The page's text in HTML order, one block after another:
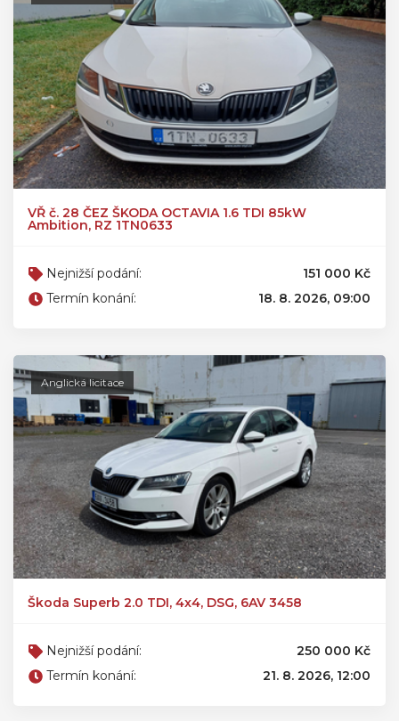
VŘ č. 28 ČEZ ŠKODA OCTAVIA 1.6 TDI 85kW
Ambition, RZ 1TN0633
Nejnižší podání:
151 000 Kč
Termín konání:
18. 8. 2026, 09:00
Anglická licitace
Škoda Superb 2.0 TDI, 4x4, DSG, 6AV 3458
Nejnižší podání:
250 000 Kč
Termín konání:
21. 8. 2026, 12:00